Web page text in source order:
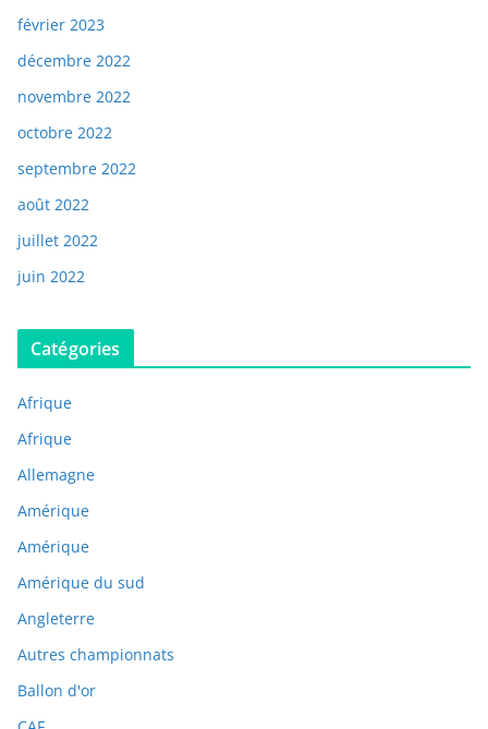
février 2023
décembre 2022
novembre 2022
octobre 2022
septembre 2022
août 2022
juillet 2022
juin 2022
Catégories
Afrique
Afrique
Allemagne
Amérique
Amérique
Amérique du sud
Angleterre
Autres championnats
Ballon d'or